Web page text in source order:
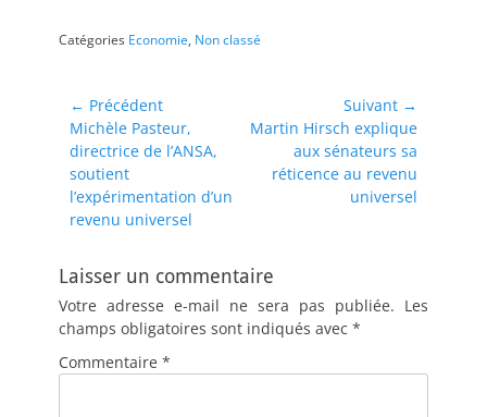
Catégories Economie, Non classé
Navigation
de
l’article
← Précédent
Article
précédent :
Michèle Pasteur,
directrice de l’ANSA,
soutient
l’expérimentation d’un
revenu universel
Suivant →
Article
suivant :
Martin Hirsch explique
aux sénateurs sa
réticence au revenu
universel
Laisser un commentaire
Votre adresse e-mail ne sera pas publiée. Les
champs obligatoires sont indiqués avec *
Commentaire *